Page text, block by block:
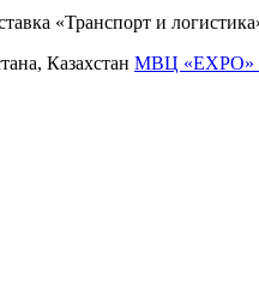
«Транспорт и
Казахстан МВЦ «EXPO»